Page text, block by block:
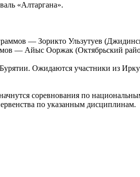
«Алтаргана».
— Зорикто Ульзутуев
— Айыс Ооржак (Октябрьский
Ожидаются участники из
соревнования по
по указанным дисциплинам.